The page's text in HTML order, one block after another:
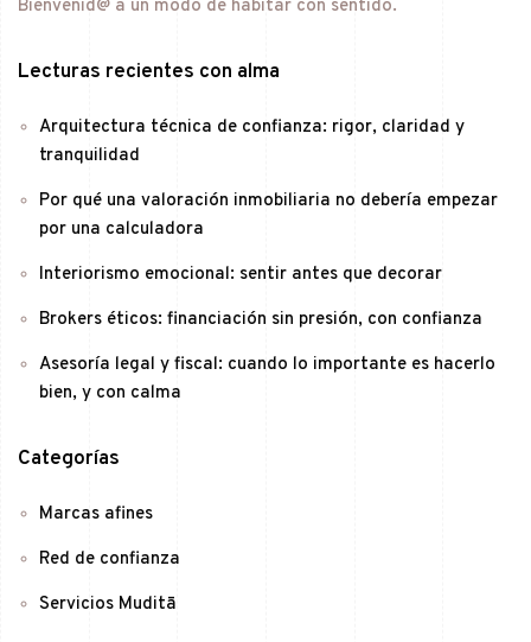
Bienvenid@ a un modo de habitar con sentido.
Lecturas recientes con alma
Arquitectura técnica de confianza: rigor, claridad y
tranquilidad
Por qué una valoración inmobiliaria no debería empezar
por una calculadora
Interiorismo emocional: sentir antes que decorar
Brokers éticos: financiación sin presión, con confianza
Asesoría legal y fiscal: cuando lo importante es hacerlo
bien, y con calma
Categorías
Marcas afines
Red de confianza
Servicios Muditā